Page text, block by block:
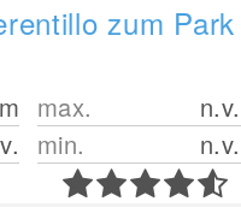
zum Park
max.
n.v.
min.
n.v.